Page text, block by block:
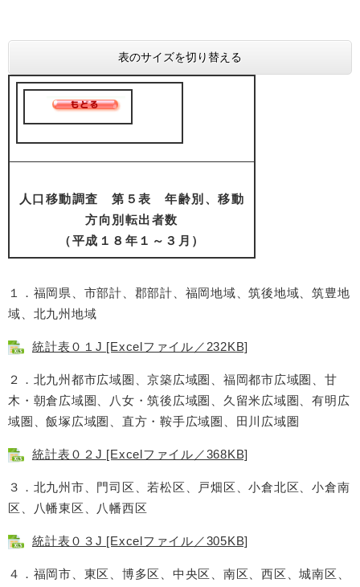
表のサイズを切り替える
人口移動調査 第５表 年齢別、移動
方向別転出者数
（平成１８年１～３月）
１．福岡県、市部計、郡部計、福岡地域、筑後地域、筑豊地
域、北九州地域
統計表０１J [Excelファイル／232KB]
２．北九州都市広域圏、京築広域圏、福岡都市広域圏、甘
木・朝倉広域圏、八女・筑後広域圏、久留米広域圏、有明広
域圏、飯塚広域圏、直方・鞍手広域圏、田川広域圏
統計表０２J [Excelファイル／368KB]
３．北九州市、門司区、若松区、戸畑区、小倉北区、小倉南
区、八幡東区、八幡西区
統計表０３J [Excelファイル／305KB]
４．福岡市、東区、博多区、中央区、南区、西区、城南区、